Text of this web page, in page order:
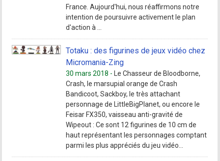
France. Aujourd'hui, nous réaffirmons notre
intention de poursuivre activement le plan
d'action à ...
Totaku : des figurines de jeux vidéo chez
Micromania-Zing
30 mars 2018 -
Le Chasseur de Bloodborne,
Crash, le marsupial orange de Crash
Bandicoot, Sackboy, le très attachant
personnage de LittleBigPlanet, ou encore le
Feisar FX350, vaisseau anti-gravité de
Wipeout : Ce sont 12 figurines de 10 cm de
haut représentant les personnages comptant
parmi les plus appréciés du jeu vidéo...